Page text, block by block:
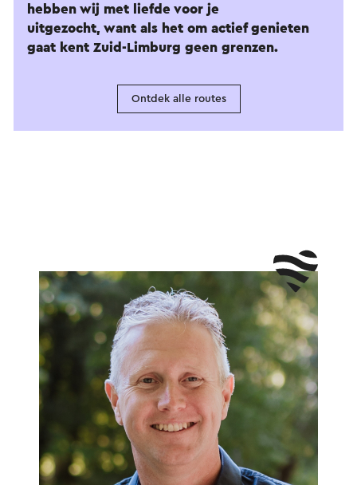
hebben wij met liefde voor je
uitgezocht, want als het om actief genieten
gaat kent Zuid-Limburg geen grenzen.
Ontdek alle routes